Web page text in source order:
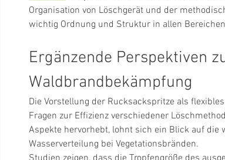
Organisation von Löschgerät und der
wichtig Ordnung und Struktur in allen
Ergänzende Perspektiven
Waldbrandbekämpfung
Die Vorstellung der Rucksackspritze als
Fragen zur Effizienz verschiedener
Aspekte hervorhebt, lohnt sich ein Blick auf
Wasserverteilung bei Vegetationsbränden.